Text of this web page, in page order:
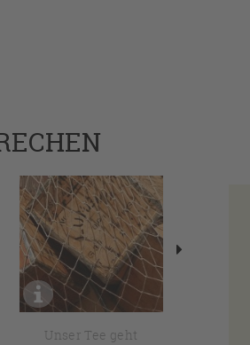
Unser Tee geht